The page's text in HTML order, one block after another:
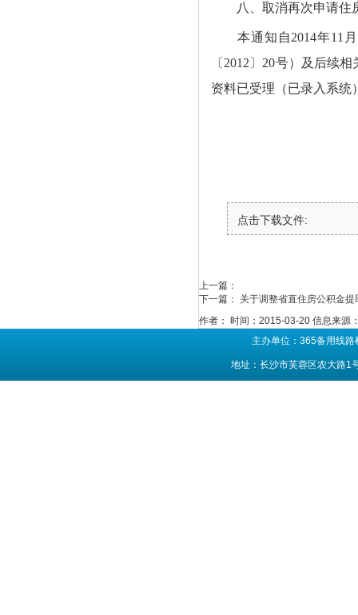
八、 取消再次申请住
本通知自2014年11 月
〔 2012 〕 20号）及后续相
资料已受理（已录入系统
点击下载文件:
上一篇：
下一篇： 关于调整省直住房公积金
作者：
时间：2015-03-20 信息来源
主办单位：365备用线
地址：长沙市芙蓉区农大路